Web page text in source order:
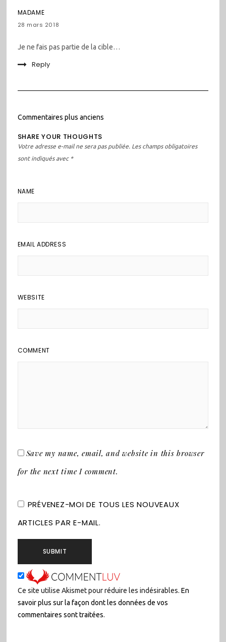
MADAME
28 mars 2018
Je ne fais pas partie de la cible…
Reply
Navigation
dans
les
commentaires
Commentaires plus anciens
SHARE YOUR THOUGHTS
Votre adresse e-mail ne sera pas publiée. Les champs obligatoires
sont indiqués avec *
NAME
EMAIL ADDRESS
WEBSITE
COMMENT
Save my name, email, and website in this browser
for the next time I comment.
PRÉVENEZ-MOI DE TOUS LES NOUVEAUX
ARTICLES PAR E-MAIL.
Ce site utilise Akismet pour réduire les indésirables. En
savoir plus sur la façon dont les données de vos
commentaires sont traitées.